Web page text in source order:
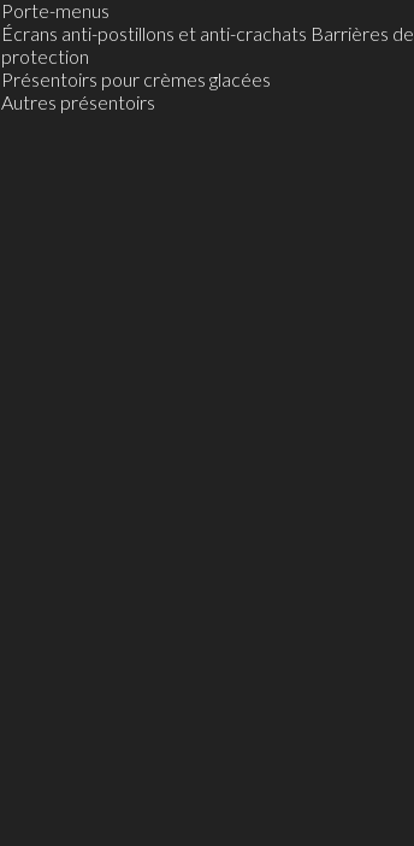
Porte-menus
Écrans anti-postillons et anti-crachats Barrières de
protection
Présentoirs pour crèmes glacées
Autres présentoirs